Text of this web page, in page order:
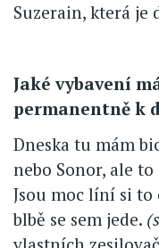
Suzerain, která je
Jaké vybavení
permanentně k
Dneska tu mám
nebo Sonor, ale
Jsou moc líní si to
blbě se sem jede.